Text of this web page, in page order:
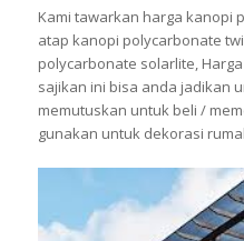
Kami tawarkan harga kanopi
atap kanopi polycarbonate
polycarbonate solarlite,
sajikan ini bisa anda jadikan
memutuskan untuk beli /
gunakan untuk dekorasi